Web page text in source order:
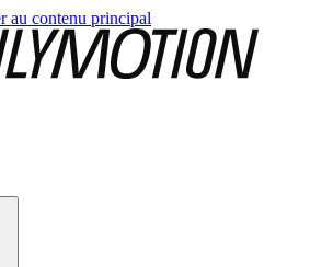
au contenu principal